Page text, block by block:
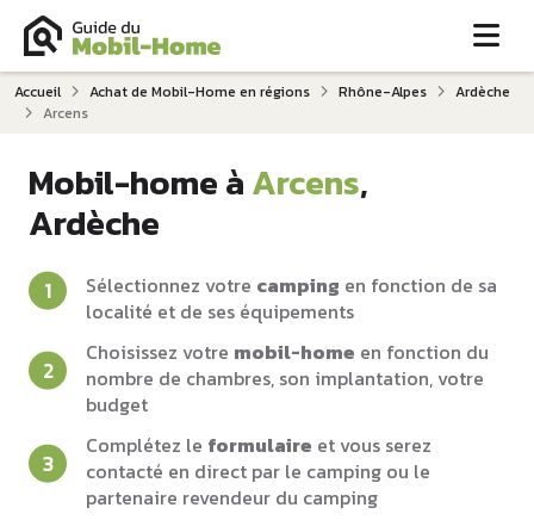
Accueil Achat de Mobil-Home en régions Rhône-Alpes
Ardèche
Arcens
Mobil-home àArcens,
Ardèche
Sélectionnez votre camping en fonction de sa
localité et de ses équipements
Choisissez votre mobil-home en fonction du
nombre de chambres, son implantation, votre
budget
Complétez le formulaire et vous serez
contacté en direct par le camping ou le
partenaire revendeur du camping